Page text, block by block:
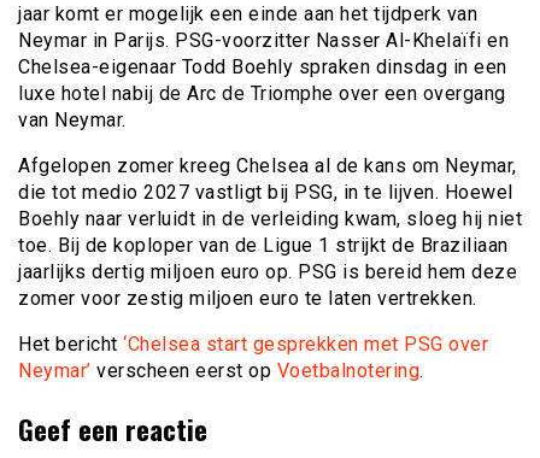
jaar komt er mogelijk een einde aan het tijdperk van
Neymar in Parijs. PSG-voorzitter Nasser Al-Khelaïfi en
Chelsea-eigenaar Todd Boehly spraken dinsdag in een
luxe hotel nabij de Arc de Triomphe over een overgang
van Neymar.
Afgelopen zomer kreeg Chelsea al de kans om Neymar,
die tot medio 2027 vastligt bij PSG, in te lijven. Hoewel
Boehly naar verluidt in de verleiding kwam, sloeg hij niet
toe. Bij de koploper van de Ligue 1 strijkt de Braziliaan
jaarlijks dertig miljoen euro op. PSG is bereid hem deze
zomer voor zestig miljoen euro te laten vertrekken.
Het bericht ‘Chelsea start gesprekken met PSG over
Neymar’ verscheen eerst op Voetbalnotering.
Geef een reactie